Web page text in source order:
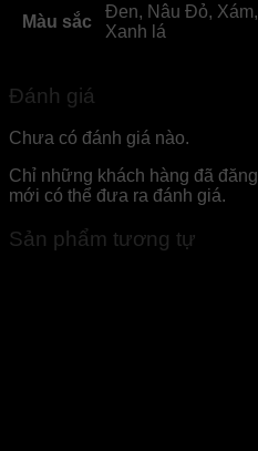
Màu sắc
Đen, Nâu Đỏ,
Xanh lá
Đánh giá
Chưa có đánh giá nào.
Chỉ những khách hàng đã
mới có thể đưa ra đánh giá.
Sản phẩm tương tự